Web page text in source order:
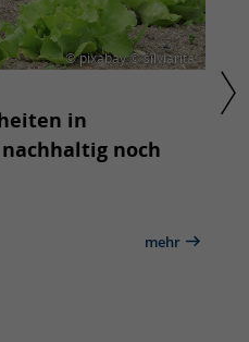
© pixabay © silviarita
in
noch
mehr